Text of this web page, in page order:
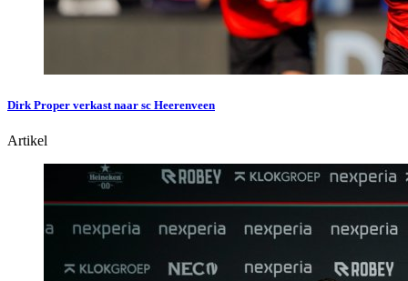
Dirk Proper verkast naar sc Heerenveen
Artikel